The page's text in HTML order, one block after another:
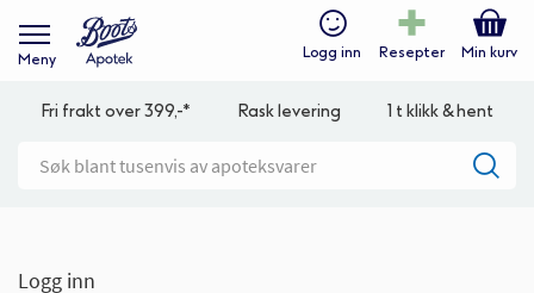
Meny Logg inn Resepter Min kurv
Fri frakt over 399,-* Rask levering 1 t klikk & hent
Logg inn